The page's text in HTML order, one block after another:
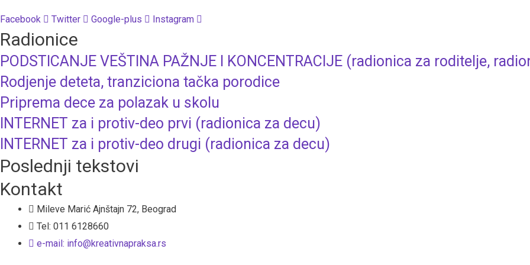
Facebook Twitter Google-plus Instagram
Radionice
PODSTICANJE VEŠTINA PAŽNJE I KONCENTRACIJE (radionica za roditelje,
Rodjenje deteta, tranziciona tačka porodice
Priprema dece za polazak u skolu
INTERNET za i protiv-deo prvi (radionica za decu)
INTERNET za i protiv-deo drugi (radionica za decu)
Poslednji tekstovi
Kontakt
Mileve Marić Ajnštajn 72, Beograd
Tel: 011 6128660
e-mail: info@kreativnapraksa.rs